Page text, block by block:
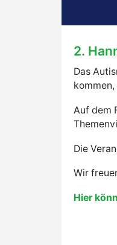
2.
Das
Auf dem
Die
Wir
Hier